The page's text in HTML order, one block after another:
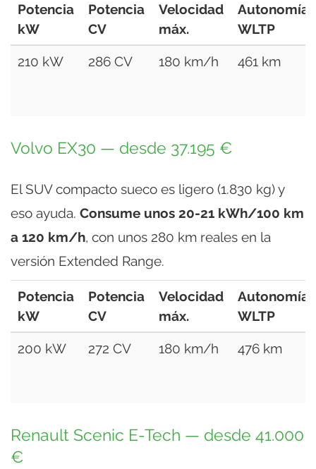
Potencia
kW
Potencia
CV
Velocidad
máx.
Autonomía
WLTP
210 kW 286 CV 180 km/h 461 km
Volvo EX30 — desde 37.195 €
El SUV compacto sueco es ligero (1.830 kg) y
eso ayuda. Consume unos 20-21 kWh/100 km
a 120 km/h, con unos 280 km reales en la
versión Extended Range.
Potencia
kW
Potencia
CV
Velocidad
máx.
Autonomía
WLTP
200 kW 272 CV 180 km/h 476 km
Renault Scenic E-Tech — desde 41.000
€